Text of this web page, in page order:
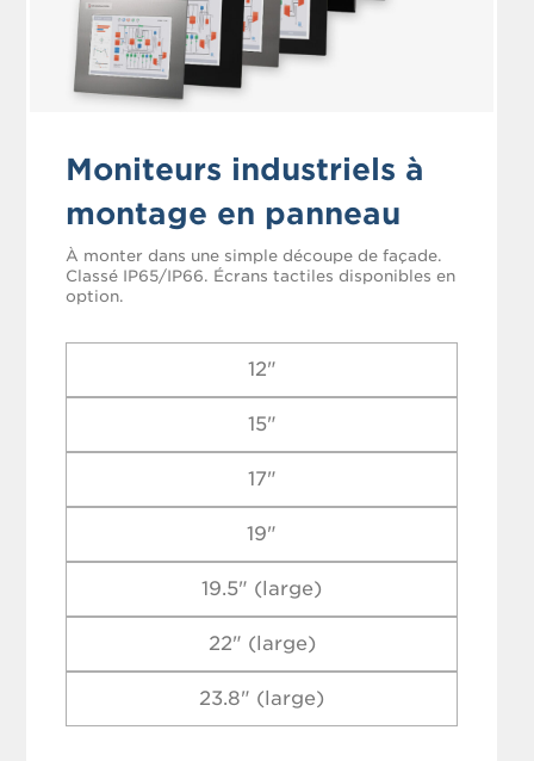
Moniteurs industriels à
montage en panneau
À monter dans une simple découpe de façade.
Classé IP65/IP66. Écrans tactiles disponibles en
option.
12"
15"
17"
19"
19.5" (large)
22" (large)
23.8" (large)